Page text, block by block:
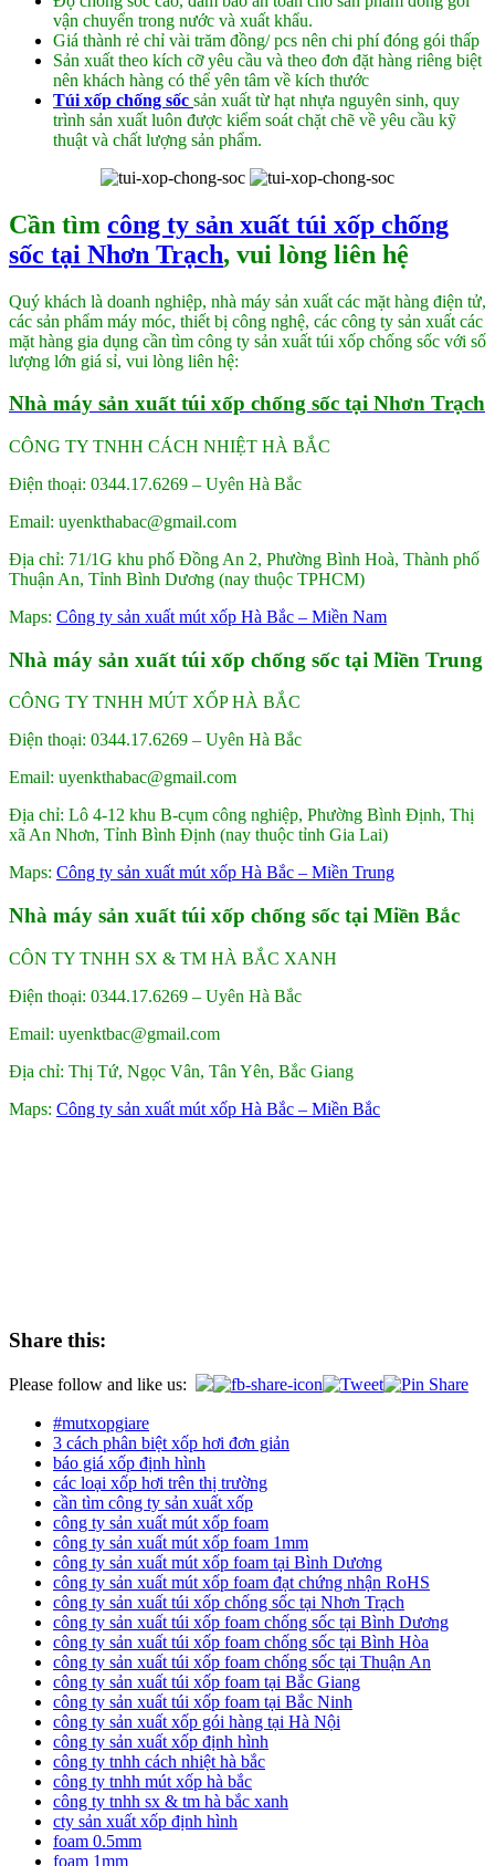
vận chuyển trong nước và xuất khẩu.
Giá thành rẻ chỉ vài trăm đồng/ pcs nên chi phí đóng gói thấp
Sản xuất theo kích cỡ yêu cầu và theo đơn đặt hàng riêng biệt
nên khách hàng có thể yên tâm về kích thước
Túi xốp chống sốc sản xuất từ hạt nhựa nguyên sinh, quy
trình sản xuất luôn được kiểm soát chặt chẽ về yêu cầu kỹ
thuật và chất lượng sản phẩm.
Cần tìm công ty sản xuất túi xốp chống
sốc tại Nhơn Trạch, vui lòng liên hệ
Quý khách là doanh nghiệp, nhà máy sản xuất các mặt hàng điện tử,
các sản phẩm máy móc, thiết bị công nghệ, các công ty sản xuất các
mặt hàng gia dụng cần tìm công ty sản xuất túi xốp chống sốc với số
lượng lớn giá sỉ, vui lòng liên hệ:
Nhà máy sản xuất túi xốp chống sốc tại Nhơn Trạch
CÔNG TY TNHH CÁCH NHIỆT HÀ BẮC
Điện thoại: 0344.17.6269 – Uyên Hà Bắc
Email: uyenkthabac@gmail.com
Địa chỉ: 71/1G khu phố Đồng An 2, Phường Bình Hoà, Thành phố
Thuận An, Tỉnh Bình Dương (nay thuộc TPHCM)
Maps: Công ty sản xuất mút xốp Hà Bắc – Miền Nam
Nhà máy sản xuất túi xốp chống sốc tại Miền Trung
CÔNG TY TNHH MÚT XỐP HÀ BẮC
Điện thoại: 0344.17.6269 – Uyên Hà Bắc
Email: uyenkthabac@gmail.com
Địa chỉ: Lô 4-12 khu B-cụm công nghiệp, Phường Bình Định, Thị
xã An Nhơn, Tỉnh Bình Định (nay thuộc tỉnh Gia Lai)
Maps: Công ty sản xuất mút xốp Hà Bắc – Miền Trung
Nhà máy sản xuất túi xốp chống sốc tại Miền Bắc
CÔN TY TNHH SX & TM HÀ BẮC XANH
Điện thoại: 0344.17.6269 – Uyên Hà Bắc
Email: uyenktbac@gmail.com
Địa chỉ: Thị Tứ, Ngọc Vân, Tân Yên, Bắc Giang
Maps: Công ty sản xuất mút xốp Hà Bắc – Miền Bắc
Share this:
Please follow and like us:
#mutxopgiare
3 cách phân biệt xốp hơi đơn giản
báo giá xốp định hình
các loại xốp hơi trên thị trường
cần tìm công ty sản xuất xốp
công ty sản xuất mút xốp foam
công ty sản xuất mút xốp foam 1mm
công ty sản xuất mút xốp foam tại Bình Dương
công ty sản xuất mút xốp foam đạt chứng nhận RoHS
công ty sản xuất túi xốp chống sốc tại Nhơn Trạch
công ty sản xuất túi xốp foam chống sốc tại Bình Dương
công ty sản xuất túi xốp foam chống sốc tại Bình Hòa
công ty sản xuất túi xốp foam chống sốc tại Thuận An
công ty sản xuất túi xốp foam tại Bắc Giang
công ty sản xuất túi xốp foam tại Bắc Ninh
công ty sản xuất xốp gói hàng tại Hà Nội
công ty sản xuất xốp định hình
công ty tnhh cách nhiệt hà bắc
công ty tnhh mút xốp hà bắc
công ty tnhh sx & tm hà bắc xanh
cty sản xuất xốp định hình
foam 0.5mm
foam 1mm